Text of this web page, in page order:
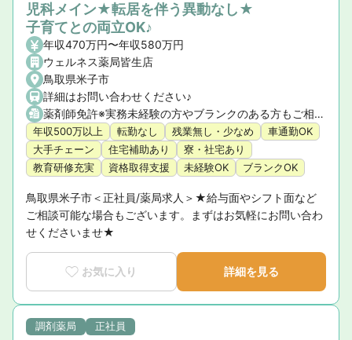
児科メイン★転居を伴う異動なし★
子育てとの両立OK♪
年収470万円〜年収580万円
ウェルネス薬局皆生店
鳥取県米子市
詳細はお問い合わせください♪
薬剤師免許※実務未経験の方やブランクのある方もご相談ください。
年収500万以上 転勤なし 残業無し・少なめ
車通勤OK
大手チェーン
住宅補助あり
寮・社宅あり
教育研修充実
資格取得支援 未経験OK ブランクOK
鳥取県米子市＜正社員/薬局求人＞★給与面やシフト面など
ご相談可能な場合もございます。まずはお気軽にお問い合わ
せくださいませ★
お気に入り 詳細を見る
調剤薬局 正社員